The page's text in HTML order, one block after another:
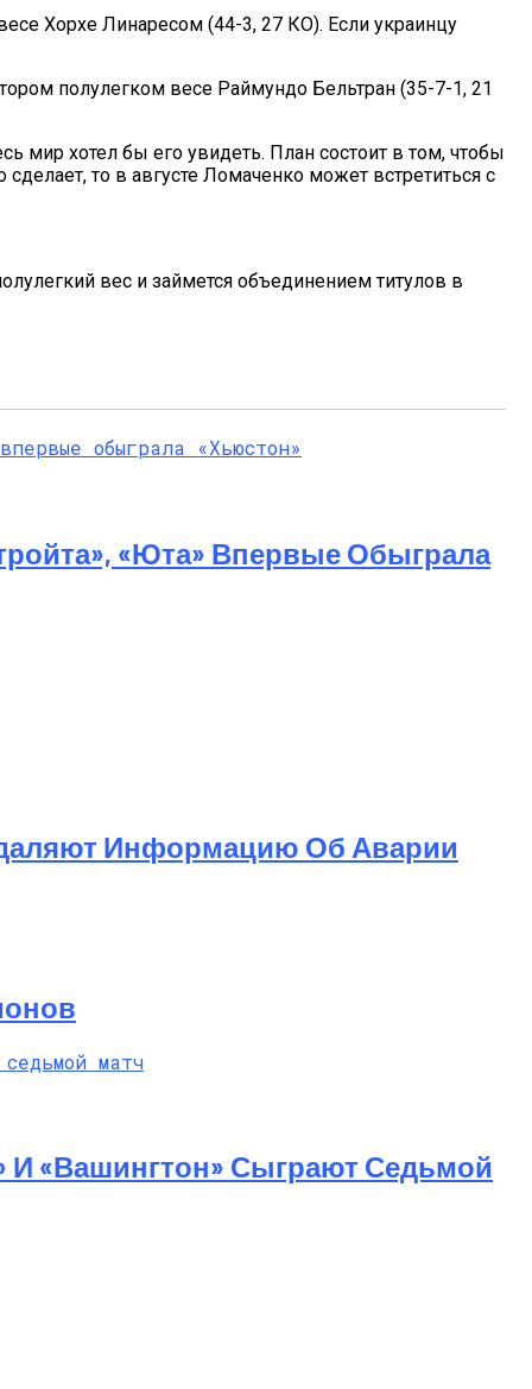
Хорхе Линаресом (44-3, 27 КО). Если украинцу
полулегком весе Раймундо Бельтран (35-7-1, 21
мир хотел бы его увидеть. План состоит в том, чтобы
то в августе Ломаченко может встретиться с
вес и займется объединением титулов в
«Юта» Впервые Обыграла
Информацию Об Аварии
«Вашингтон» Сыграют Седьмой